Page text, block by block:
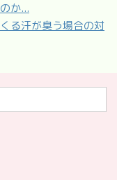
か...
る汗が臭う場合の対